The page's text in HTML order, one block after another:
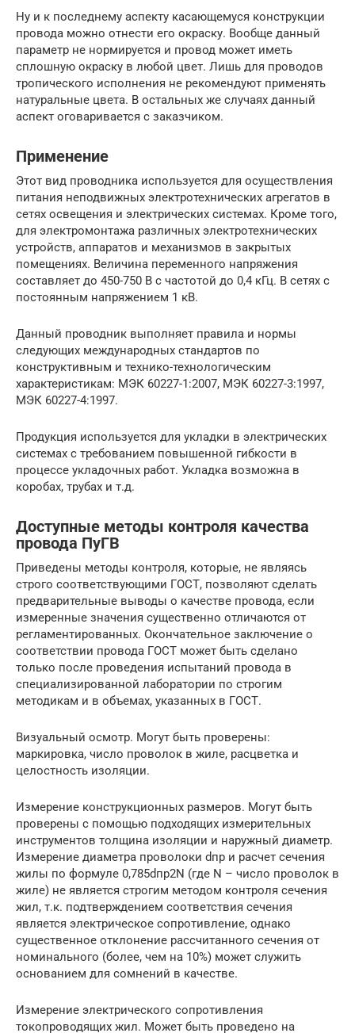
Ну и к последнему аспекту касающемуся конструкции
провода можно отнести его окраску. Вообще данный
параметр не нормируется и провод может иметь
сплошную окраску в любой цвет. Лишь для проводов
тропического исполнения не рекомендуют применять
натуральные цвета. В остальных же случаях данный
аспект оговаривается с заказчиком.
Применение
Этот вид проводника используется для осуществления
питания неподвижных электротехнических агрегатов в
сетях освещения и электрических системах. Кроме того,
для электромонтажа различных электротехнических
устройств, аппаратов и механизмов в закрытых
помещениях. Величина переменного напряжения
составляет до 450-750 В с частотой до 0,4 кГц. В сетях с
постоянным напряжением 1 кВ.
Данный проводник выполняет правила и нормы
следующих международных стандартов по
конструктивным и технико-технологическим
характеристикам: МЭК 60227-1:2007, МЭК 60227-3:1997,
МЭК 60227-4:1997.
Продукция используется для укладки в электрических
системах с требованием повышенной гибкости в
процессе укладочных работ. Укладка возможна в
коробах, трубах и т.д.
Доступные методы контроля качества
провода ПуГВ
Приведены методы контроля, которые, не являясь
строго соответствующими ГОСТ, позволяют сделать
предварительные выводы о качестве провода, если
измеренные значения существенно отличаются от
регламентированных. Окончательное заключение о
соответствии провода ГОСТ может быть сделано
только после проведения испытаний провода в
специализированной лаборатории по строгим
методикам и в объемах, указанных в ГОСТ.
Визуальный осмотр. Могут быть проверены:
маркировка, число проволок в жиле, расцветка и
целостность изоляции.
Измерение конструкционных размеров. Могут быть
проверены с помощью подходящих измерительных
инструментов толщина изоляции и наружный диаметр.
Измерение диаметра проволоки dпр и расчет сечения
жилы по формуле 0,785dпр2N (где N – число проволок в
жиле) не является строгим методом контроля сечения
жил, т.к. подтверждением соответствия сечения
является электрическое сопротивление, однако
существенное отклонение рассчитанного сечения от
номинального (более, чем на 10%) может служить
основанием для сомнений в качестве.
Измерение электрического сопротивления
токопроводящих жил. Может быть проведено на